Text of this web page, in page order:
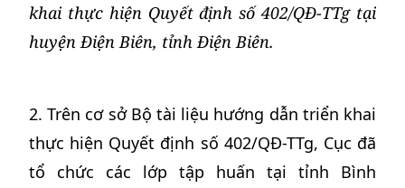
khai thực hiện Quyết định số 402/QĐ-TTg tại
huyện Điện Biên, tỉnh Điện Biên.
2. Trên cơ sở Bộ tài liệu hướng dẫn triển khai
thực hiện Quyết định số 402/QĐ-TTg, Cục đã
tổ chức các lớp tập huấn tại tỉnh Bình